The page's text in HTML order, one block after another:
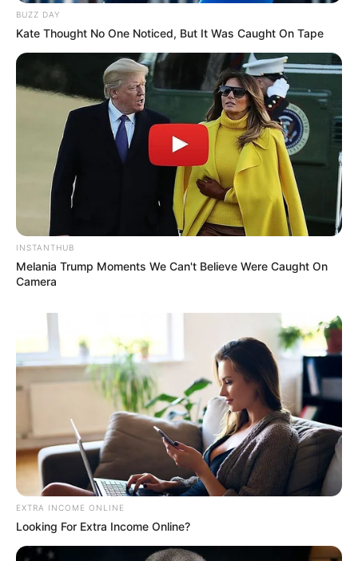
BUZZ DAY
Kate Thought No One Noticed, But It Was Caught On Tape
INSTANTHUB
Melania Trump Moments We Can't Believe Were Caught On
Camera
EXTRA INCOME ONLINE
Looking For Extra Income Online?